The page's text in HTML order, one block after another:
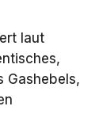
laut
Gashebels,